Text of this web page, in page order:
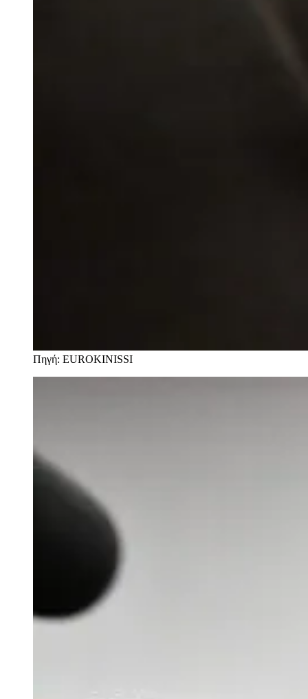
Πηγή: EUROKINISSI